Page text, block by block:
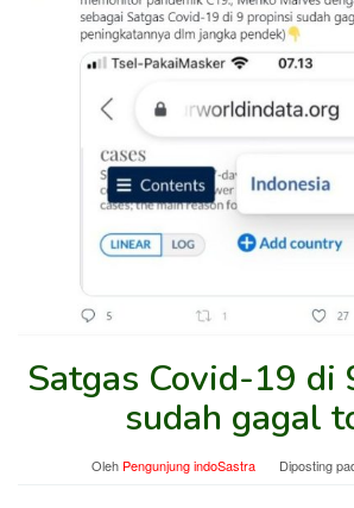
Satgas Covid-19 di
sudah gagal
Oleh Pengunjung indoSastra Diposting